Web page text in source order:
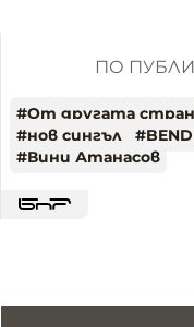
ПО
#От другата
#нов сингъл #
#Вини Атанасов